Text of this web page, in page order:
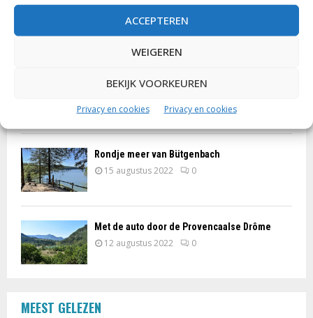
ACCEPTEREN
WEIGEREN
BEKIJK VOORKEUREN
Privacy en cookies Privacy en cookies
Drie toppers in de Ardèche: Balazuc, Vogüé
en de Gorges de l’Ardèche
24 juli 2023 0
Niet wild van het wildpark van La Roche-en-
Ardenne
14 september 2022 0
Rondje meer van Bütgenbach
15 augustus 2022 0
Met de auto door de Provencaalse Drôme
12 augustus 2022 0
MEEST GELEZEN